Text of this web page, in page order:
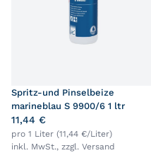
Spritz-und Pinselbeize
marineblau S 9900/6 1 ltr
11,44 €
pro 1 Liter (11,44 €/Liter)
inkl. MwSt., zzgl. Versand